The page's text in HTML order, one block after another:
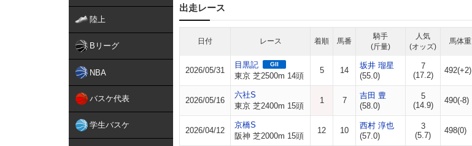
陸上
Bリーグ
NBA
バスケ代表
学生バスケ
出走レース
日付 レース 着順 馬番
騎手
(斤量)
人気
(オッズ)
馬体重
2026/05/31
目黒記 GII
東京 芝2500m 14頭
5 14
坂井 瑠星
(55.0)
7
(17.2)
492(+2)
2026/05/16
六社S
東京 芝2400m 15頭
1 7
吉田 豊
(58.0)
5
(14.9)
490(-8)
2026/04/12
京橋S
阪神 芝2000m 15頭
12 10
西村 淳也
(57.0)
3
(5.7)
498(0)